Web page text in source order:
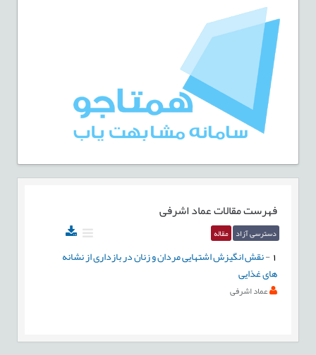
فهرست مقالاتعماد اشرفی
دسترسی آزاد مقاله
-نقش انگیزش اشتهایی مردان و زنان در بازداری از نشانه
های غذایی
عماد اشرفی